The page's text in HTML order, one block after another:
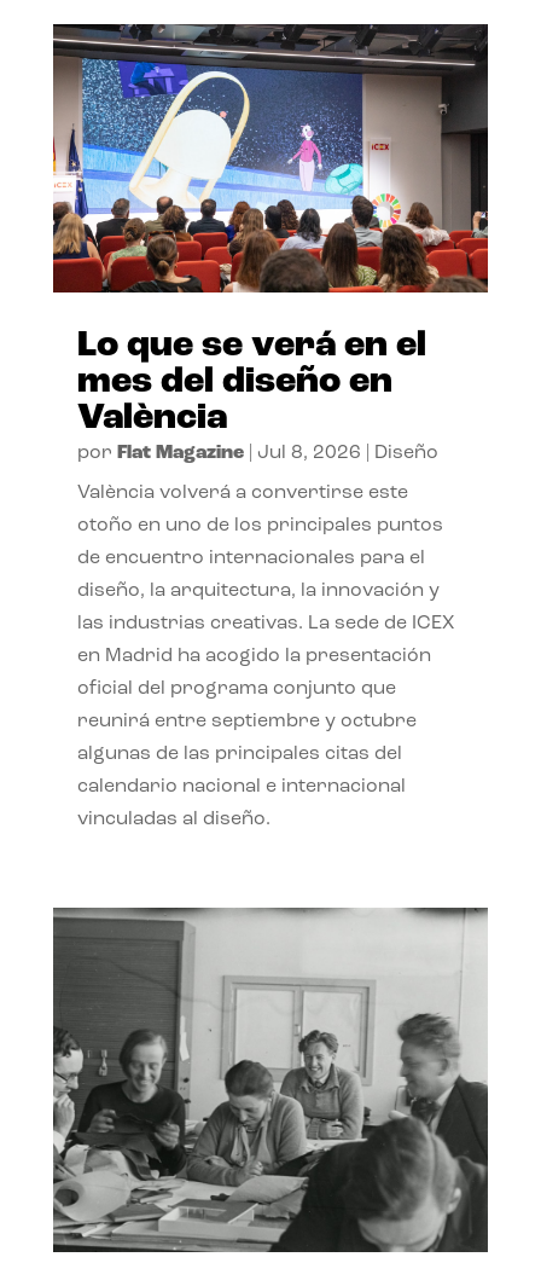
Lo que se verá en el
mes del diseño en
València
por Flat Magazine| Jul 8, 2026 Diseño
València volverá a convertirse este
otoño en uno de los principales puntos
de encuentro internacionales para el
diseño, la arquitectura, la innovación y
las industrias creativas. La sede de ICEX
en Madrid ha acogido la presentación
oficial del programa conjunto que
reunirá entre septiembre y octubre
algunas de las principales citas del
calendario nacional e internacional
vinculadas al diseño.